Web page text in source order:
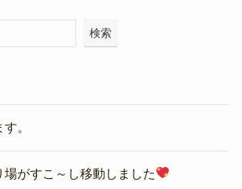
検索
。
場がすこ～し移動しました